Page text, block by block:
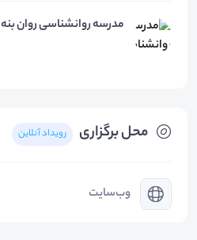
محل برگزاری رویداد آنلاین
وب‌سایت
مدرسه روانشناسی روان بنه